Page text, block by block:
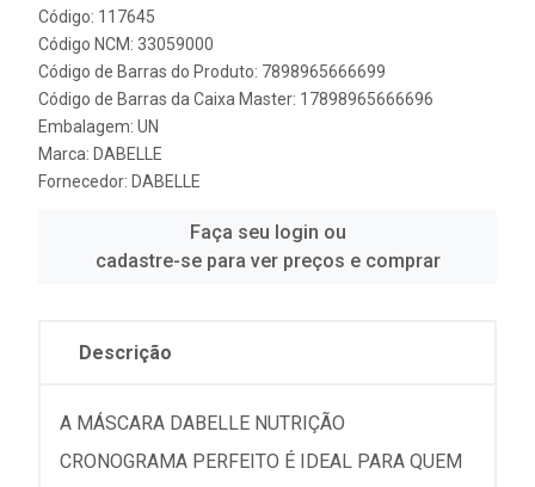
Código: 117645
Código NCM: 33059000
Código de Barras do Produto: 7898965666699
Código de Barras da Caixa Master: 17898965666696
Embalagem: UN
Marca: DABELLE
Fornecedor: DABELLE
Faça seu login ou
cadastre-se para ver preços e comprar
Descrição
A MÁSCARA DABELLE NUTRIÇÃO
CRONOGRAMA PERFEITO É IDEAL PARA QUEM